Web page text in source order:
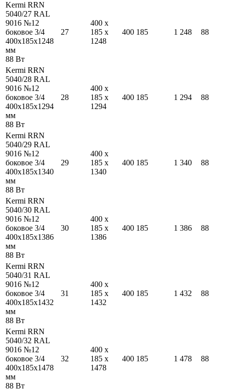
Kermi RRN
5040/27 RAL
9016 №12
боковое 3/4
400x185x1248
мм
88 Вт
27
400 x
185 x
1248
400 185 1 248 88
Kermi RRN
5040/28 RAL
9016 №12
боковое 3/4
400x185x1294
мм
88 Вт
28
400 x
185 x
1294
400 185 1 294 88
Kermi RRN
5040/29 RAL
9016 №12
боковое 3/4
400x185x1340
мм
88 Вт
29
400 x
185 x
1340
400 185 1 340 88
Kermi RRN
5040/30 RAL
9016 №12
боковое 3/4
400x185x1386
мм
88 Вт
30
400 x
185 x
1386
400 185 1 386 88
Kermi RRN
5040/31 RAL
9016 №12
боковое 3/4
400x185x1432
мм
88 Вт
31
400 x
185 x
1432
400 185 1 432 88
Kermi RRN
5040/32 RAL
9016 №12
боковое 3/4
400x185x1478
мм
88 Вт
32
400 x
185 x
1478
400 185 1 478 88